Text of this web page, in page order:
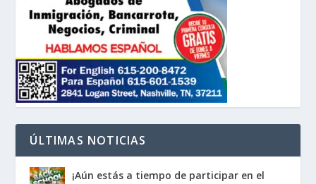
ÚLTIMAS NOTICIAS
¡Aún estás a tiempo de participar en el